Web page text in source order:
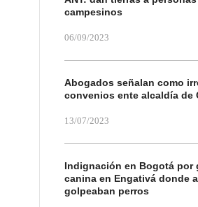
campesinos
06/09/2023
Abogados señalan como
convenios ente alcaldía de
13/07/2023
Indignación en Bogotá por
canina en Engativá donde
golpeaban perros